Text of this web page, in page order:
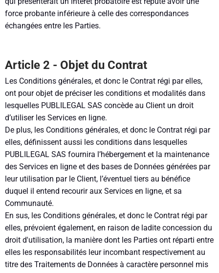
force probante inférieure à celle des correspondances
échangées entre les Parties.
Article 2 - Objet du Contrat
Les Conditions générales, et donc le Contrat régi par elles,
ont pour objet de préciser les conditions et modalités dans
lesquelles PUBLILEGAL SAS concède au Client un droit
d’utiliser les Services en ligne.
De plus, les Conditions générales, et donc le Contrat régi par
elles, définissent aussi les conditions dans lesquelles
PUBLILEGAL SAS fournira l’hébergement et la maintenance
des Services en ligne et des bases de Données générées par
leur utilisation par le Client, l’éventuel tiers au bénéfice
duquel il entend recourir aux Services en ligne, et sa
Communauté.
En sus, les Conditions générales, et donc le Contrat régi par
elles, prévoient également, en raison de ladite concession du
droit d'utilisation, la manière dont les Parties ont réparti entre
elles les responsabilités leur incombant respectivement au
titre des Traitements de Données à caractère personnel mis